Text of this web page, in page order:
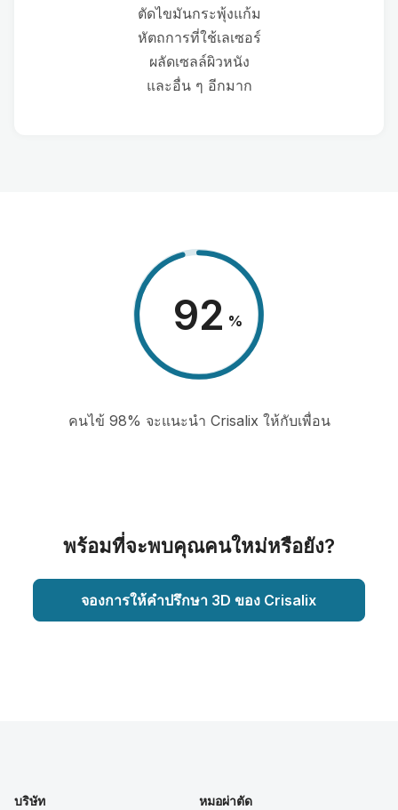
ตัดไขมันกระพุ้งแก้ม
หัตถการที่ใช้เลเซอร์
ผลัดเซลล์ผิวหนัง
และอื่น ๆ อีกมาก
98 %
คนไข้ 98% จะแนะนำ Crisalix ให้กับเพื่อน
พร้อมที่จะพบคุณคนใหม่หรือยัง?
จองการให้คำปรึกษา 3D ของ Crisalix
บริษัท
หมอผ่าตัด